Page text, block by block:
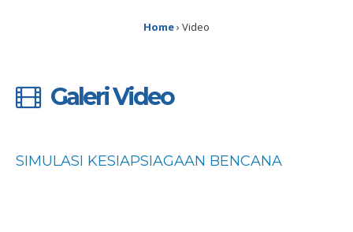
Home› Video
Galeri Video
SIMULASI KESIAPSIAGAAN BENCANA